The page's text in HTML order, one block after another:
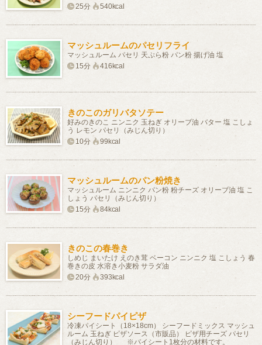
25分
540kcal
マッシュルームのパセリフライ
マッシュルーム パセリ 天ぷら粉 パン粉 揚げ油 塩
15分
416kcal
きのこのガリバタソテー
好みのきのこ ニンニク 玉ねぎ オリーブ油 バター 塩 こしょ
う レモン パセリ（みじん切り）
10分
99kcal
マッシュルームのパン粉焼き
マッシュルーム ニンニク パン粉 粉チーズ オリーブ油 塩 こ
しょう パセリ（みじん切り）
15分
84kcal
きのこの春巻き
しめじ まいたけ えのき茸 ベーコン ニンニク 塩 こしょう 春
巻きの皮 水溶き小麦粉 サラダ油
20分
393kcal
シーフードパイピザ
冷凍パイシート（18×18cm） シーフードミックス マッシュ
ルーム 玉ねぎ ピザソース（市販品） ピザ用チーズ パセリ
（みじん切り） ※パイシート1枚分の材料です。